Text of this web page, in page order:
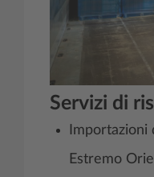
Servizi di
Importazioni
Estremo